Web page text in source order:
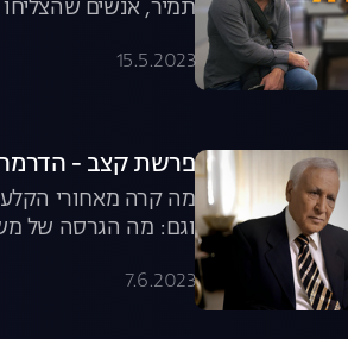
תמיר, אנשים
15.5.2023
פרשת קצב -
וגם: מה הגרסה של
7.6.2023